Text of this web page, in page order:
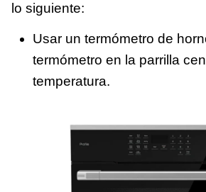
lo siguiente:
Usar un termómetro de
termómetro en la parrilla
temperatura.